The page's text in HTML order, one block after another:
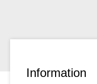
Information